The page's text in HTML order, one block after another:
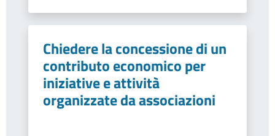
Chiedere la concessione di un
contributo economico per
iniziative e attività
organizzate da associazioni